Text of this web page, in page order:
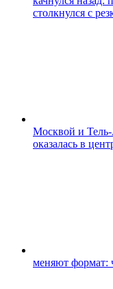
столкнулся с
Москвой и
оказалась в
меняют формат: